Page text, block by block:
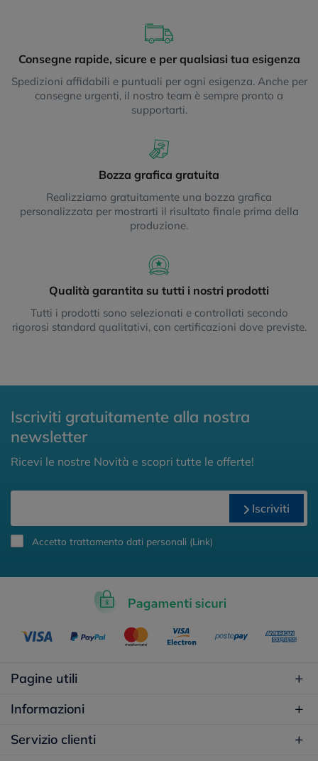
Consegne rapide, sicure e per qualsiasi tua esigenza
Spedizioni affidabili e puntuali per ogni esigenza. Anche per
consegne urgenti, il nostro team è sempre pronto a
supportarti.
Bozza grafica gratuita
Realizziamo gratuitamente una bozza grafica
personalizzata per mostrarti il risultato finale prima della
produzione.
Qualità garantita su tutti i nostri prodotti
Tutti i prodotti sono selezionati e controllati secondo
rigorosi standard qualitativi, con certificazioni dove previste.
Iscriviti gratuitamente alla nostra
newsletter
Ricevi le nostre Novità e scopri tutte le offerte!
Iscriviti
Accetto trattamento dati personali (Link)
Pagine utili
Informazioni
Servizio clienti